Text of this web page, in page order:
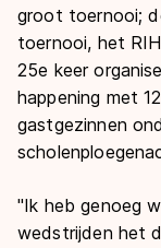
groot toernooi;
toernooi, het
25e keer
happening met
gastgezinnen
"Ik heb genoeg
wedstrijden het